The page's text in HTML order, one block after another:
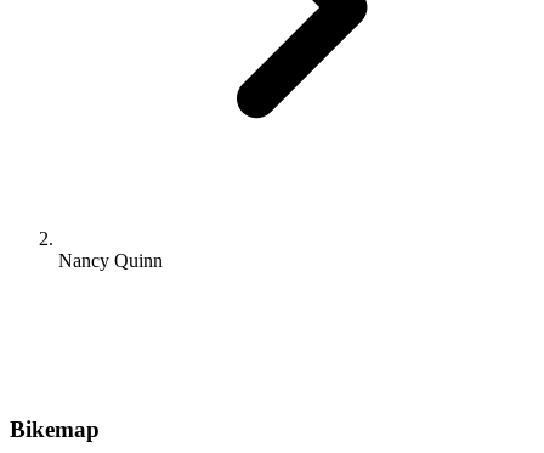
Nancy Quinn
Bikemap